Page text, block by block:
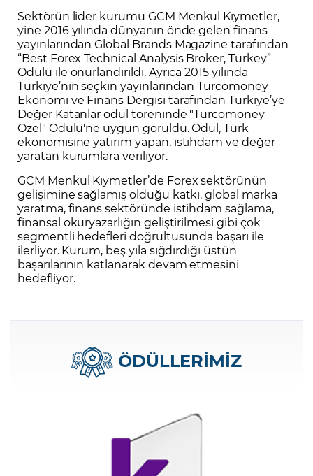
Sektörün lider kurumu GCM Menkul Kıymetler,
yine 2016 yılında dünyanın önde gelen finans
yayınlarından Global Brands Magazine tarafından
“Best Forex Technical Analysis Broker, Turkey”
Ödülü ile onurlandırıldı. Ayrıca 2015 yılında
Türkiye’nin seçkin yayınlarından Turcomoney
Ekonomi ve Finans Dergisi tarafından Türkiye’ye
Değer Katanlar ödül töreninde "Turcomoney
Özel" Ödülü'ne uygun görüldü. Ödül, Türk
ekonomisine yatırım yapan, istihdam ve değer
yaratan kurumlara veriliyor.
GCM Menkul Kıymetler’de Forex sektörünün
gelişimine sağlamış olduğu katkı, global marka
yaratma, finans sektöründe istihdam sağlama,
finansal okuryazarlığın geliştirilmesi gibi çok
segmentli hedefleri doğrultusunda başarı ile
ilerliyor. Kurum, beş yıla sığdırdığı üstün
başarılarının katlanarak devam etmesini
hedefliyor.
ÖDÜLLERİMİZ